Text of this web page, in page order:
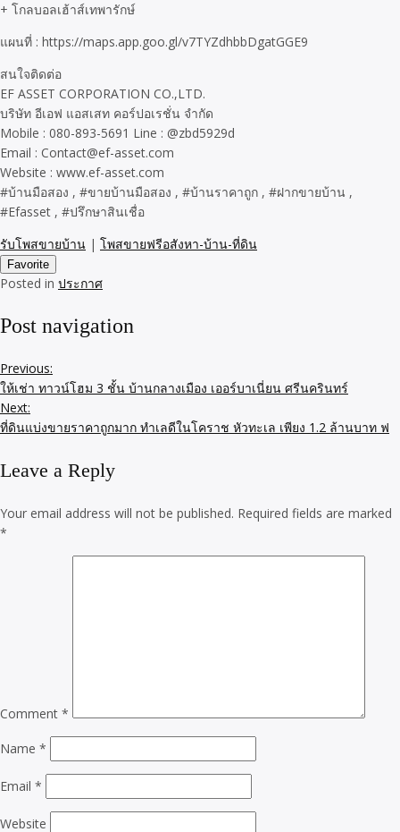
+ โกลบอลเฮ้าส์เทพารักษ์
แผนที่ : https://maps.app.goo.gl/v7TYZdhbbDgatGGE9
สนใจติดต่อ
EF ASSET CORPORATION CO.,LTD.
บริษัท อีเอฟ แอสเสท คอร์ปอเรชั่น จำกัด
Mobile : 080-893-5691 Line : @zbd5929d
Email : Contact@ef-asset.com
Website : www.ef-asset.com
#บ้านมือสอง , #ขายบ้านมือสอง , #บ้านราคาถูก , #ฝากขายบ้าน ,
#Efasset , #ปรึกษาสินเชื่อ
รับโพสขายบ้าน | โพสขายฟรีอสังหา-บ้าน-ที่ดิน
Favorite
Posted in ประกาศ
Post navigation
Previous:
ให้เช่า ทาวน์โฮม 3 ชั้น บ้านกลางเมือง เออร์บาเนี่ยน ศรีนครินทร์
Next:
ที่ดินแบ่งขายราคาถูกมาก ทำเลดีในโคราช หัวทะเล เพียง 1.2 ล้านบาท ฟ
Leave a Reply
Your email address will not be published. Required fields are marked
*
Comment *
Name *
Email *
Website